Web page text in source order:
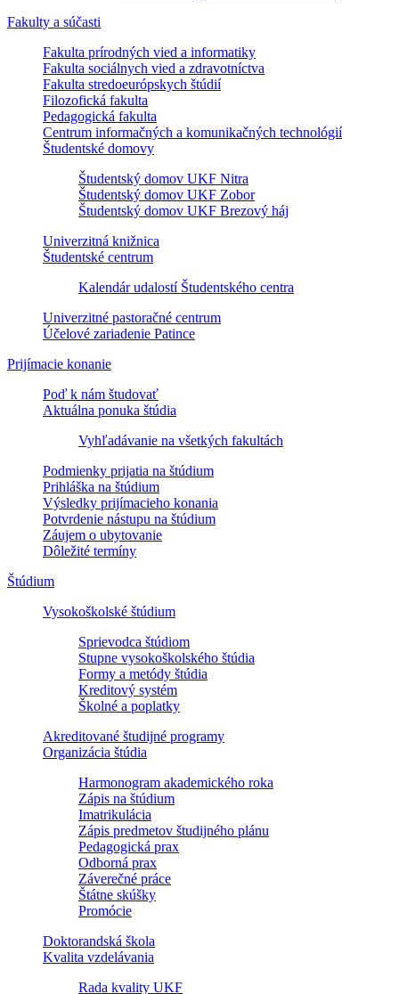
Fakulty a súčasti
Fakulta prírodných vied a informatiky
Fakulta sociálnych vied a zdravotníctva
Fakulta stredoeurópskych štúdií
Filozofická fakulta
Pedagogická fakulta
Centrum informačných a komunikačných technológií
Študentské domovy
Študentský domov UKF Nitra
Študentský domov UKF Zobor
Študentský domov UKF Brezový háj
Univerzitná knižnica
Študentské centrum
Kalendár udalostí Študentského centra
Univerzitné pastoračné centrum
Účelové zariadenie Patince
Prijímacie konanie
Poď k nám študovať
Aktuálna ponuka štúdia
Vyhľadávanie na všetkých fakultách
Podmienky prijatia na štúdium
Prihláška na štúdium
Výsledky prijímacieho konania
Potvrdenie nástupu na štúdium
Záujem o ubytovanie
Dôležité termíny
Štúdium
Vysokoškolské štúdium
Sprievodca štúdiom
Stupne vysokoškolského štúdia
Formy a metódy štúdia
Kreditový systém
Školné a poplatky
Akreditované študijné programy
Organizácia štúdia
Harmonogram akademického roka
Zápis na štúdium
Imatrikulácia
Zápis predmetov študijného plánu
Pedagogická prax
Odborná prax
Záverečné práce
Štátne skúšky
Promócie
Doktorandská škola
Kvalita vzdelávania
Rada kvality UKF